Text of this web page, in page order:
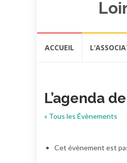
ACCUEIL
L’agenda
« Tous les Évènements
Cet évènement est